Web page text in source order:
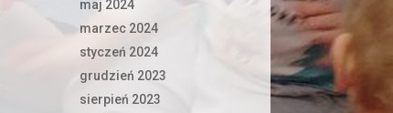
maj 2024
marzec 2024
styczeń 2024
grudzień 2023
sierpień 2023